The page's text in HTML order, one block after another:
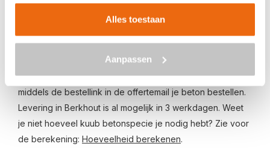
Alles toestaan
Aanpassen
in Berkhout bestellen is eenvoudig: vraag vrijblijvend een
type beton, de optionele keuze voor een betonpomp en
je e-mailadres in en ontvang binnen enkele seconden een
gerichte prijs per e-mail voor Berkhout. Aansluitend kun je
middels de bestellink in de offertemail je beton bestellen.
Levering in Berkhout is al mogelijk in 3 werkdagen. Weet
je niet hoeveel kuub betonspecie je nodig hebt? Zie voor
de berekening: Hoeveelheid berekenen.